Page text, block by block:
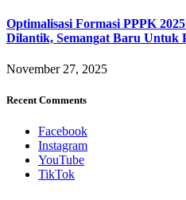
Optimalisasi Formasi PPPK
Dilantik, Semangat Baru Untuk
November 27, 2025
Recent Comments
Facebook
Instagram
YouTube
TikTok